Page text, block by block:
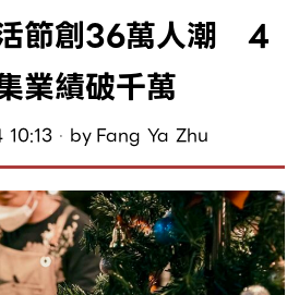
節創36萬人潮 4
業績破千萬
by Fang Ya Zhu